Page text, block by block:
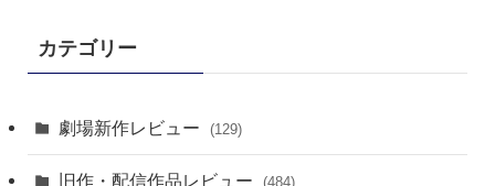
カテゴリー
劇場新作レビュー (129)
旧作・配信作品レビュー (484)